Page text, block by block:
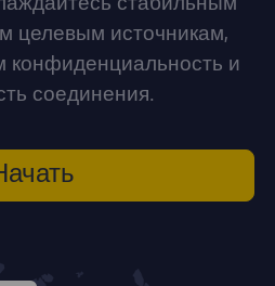
целевым источникам,
конфиденциальность и
соединения.